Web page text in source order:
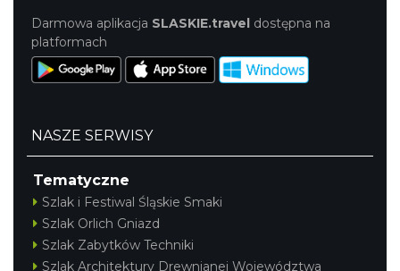
Darmowa aplikacja SLASKIE.travel dostępna na
platformach
NASZE SERWISY
Tematyczne
Szlak i Festiwal Śląskie Smaki
Szlak Orlich Gniazd
Szlak Zabytków Techniki
Szlak Architektury Drewnianej Województwa